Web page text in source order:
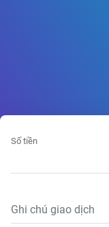
Số tiền